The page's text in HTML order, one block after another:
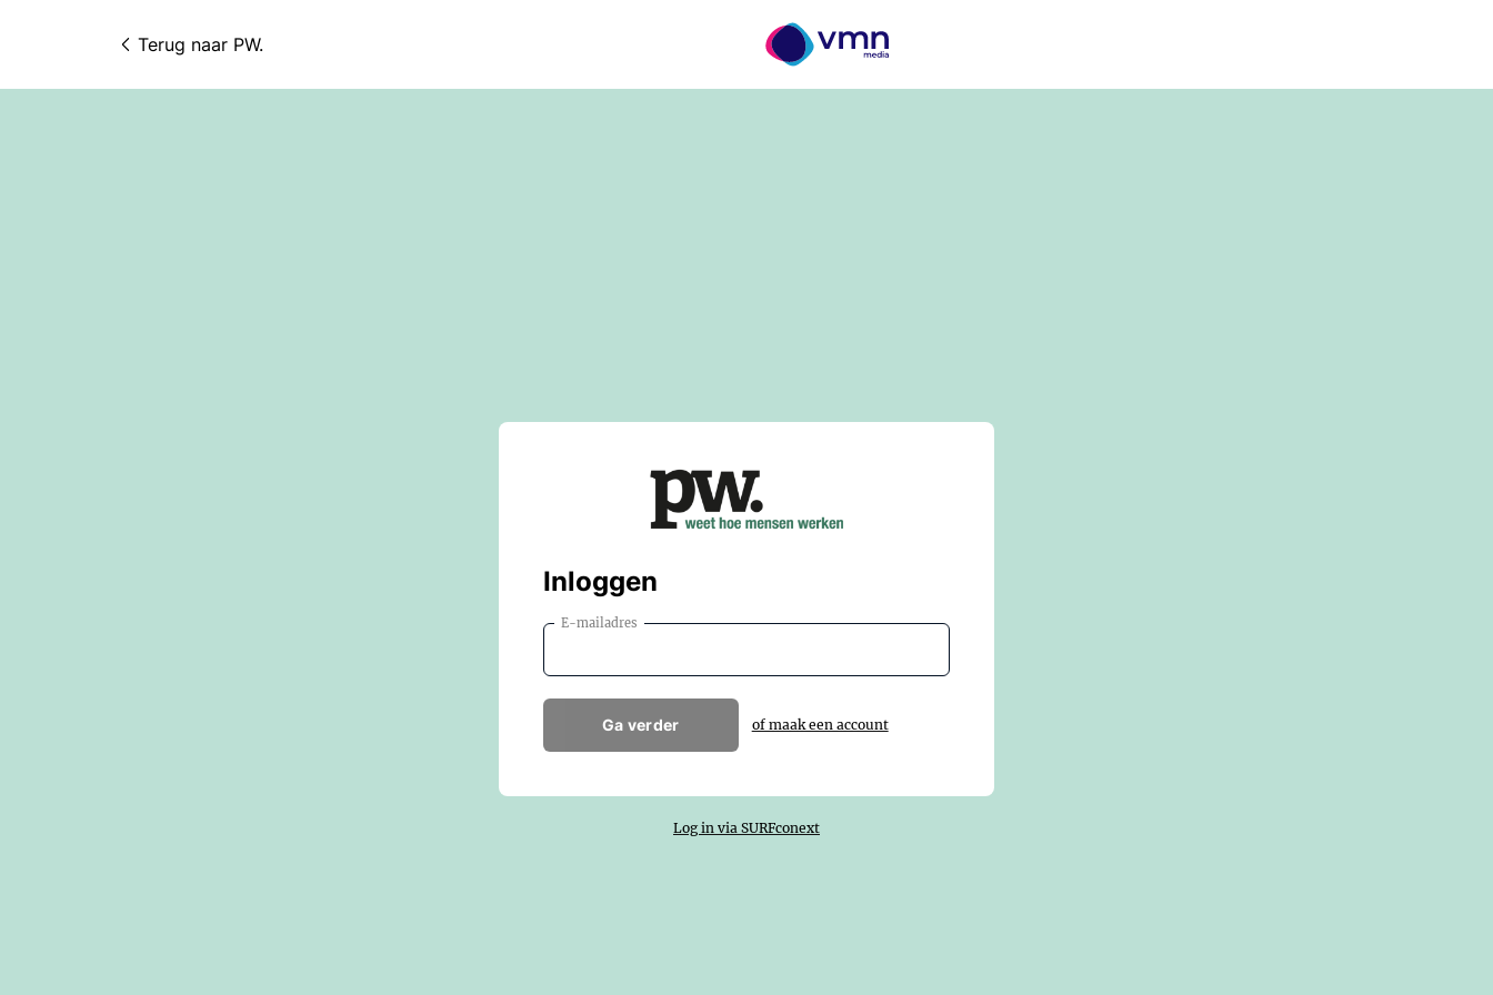
Terug naar PW.
Inloggen
E-mailadres
Ga verder of maak een account
Log in via SURFconext